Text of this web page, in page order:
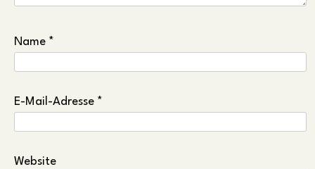
Name *
E-Mail-Adresse *
Website